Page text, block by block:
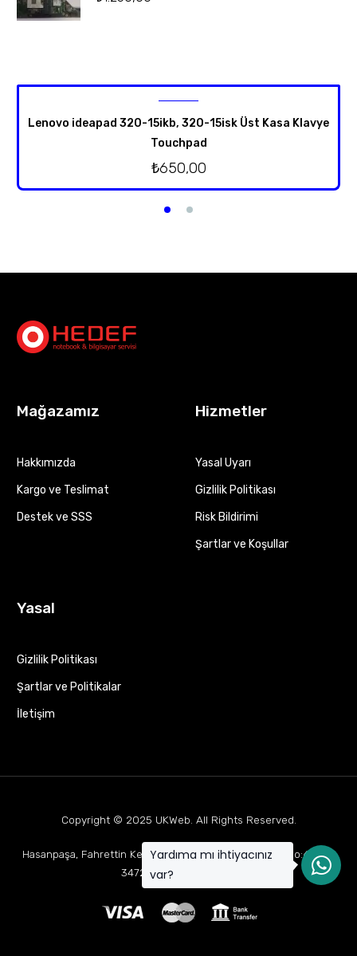
Lenovo ideapad 320-15ikb, 320-15isk Üst Kasa Klavye
Touchpad
₺650,00
Mağazamız
Hakkımızda
Kargo ve Teslimat
Destek ve SSS
Hizmetler
Yasal Uyarı
Gizlilik Politikası
Risk Bildirimi
Şartlar ve Koşullar
Yasal
Gizlilik Politikası
Şartlar ve Politikalar
İletişim
Copyright © 2025 UKWeb . All Rights Reserved.
Hasanpaşa, Fahrettin Kerim Gökay Cd Mukaddes Apt No:63 D:1,
34722 Kadıköy/İstanbul
Yardıma mı ihtiyacınız
var?